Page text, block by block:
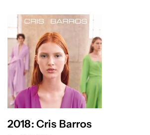
2018: Cris Barros